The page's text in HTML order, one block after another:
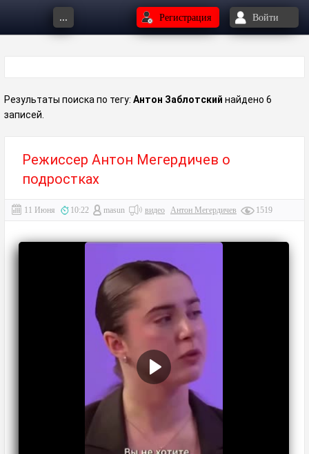
... Регистрация Войти
Результаты поиска по тегу: Антон Заблотский найдено 6
записей.
Режиссер Антон Мегердичев о
подростках
11 Июня 10:22 masun видео Антон Мегердичев 1519